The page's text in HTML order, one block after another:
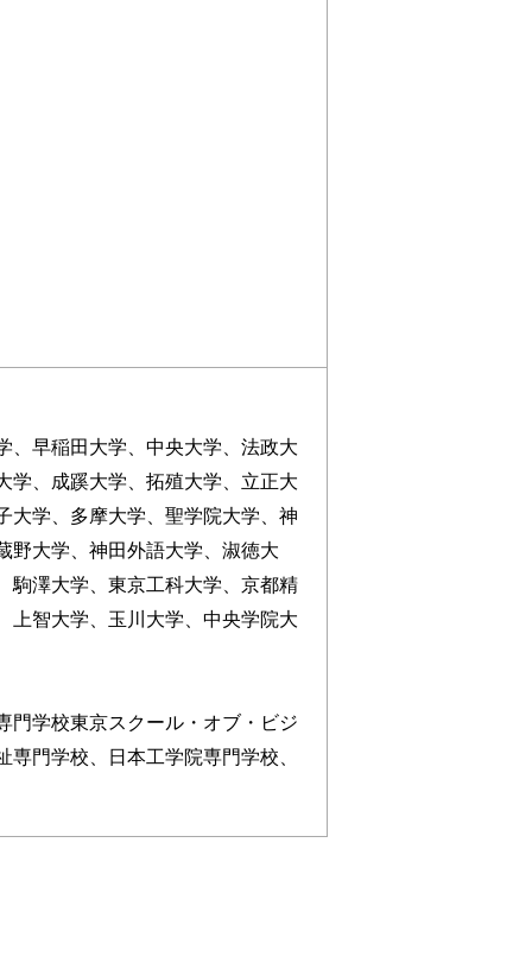
、早稲田大学、中央大学、法政大
学、成蹊大学、拓殖大学、立正大
大学、多摩大学、聖学院大学、神
野大学、神田外語大学、淑徳大
駒澤大学、東京工科大学、京都精
上智大学、玉川大学、中央学院大
門学校東京スクール・オブ・ビジ
門学校、日本工学院専門学校、